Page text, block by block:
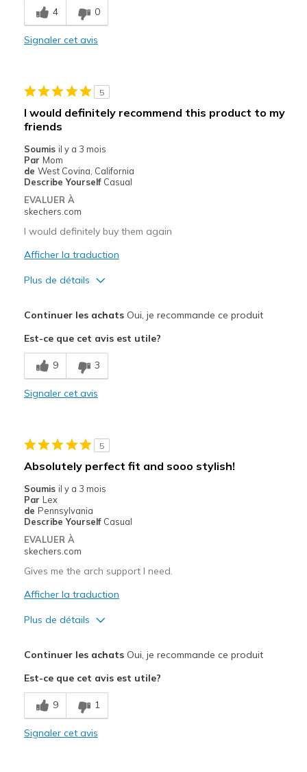
Stylish
Travel
Width
Sizing
View On Shoes
I'm Into Shoes
4 0
Signaler cet avis
5
I would definitely recommend this product to my
friends
Soumis il y a 3 mois
Par Mom
de West Covina, California
Describe Yourself Casual
EVALUER À
skechers.com
I would definitely buy them again
Afficher la traduction
Plus de détails
Breathe Well
Comfortable
Les meilleures utilisations
Width
Sizing
Feels true to size
View On Shoes
Continuer les achatsOui, je recommande ce produit
Est-ce que cet avis est utile?
9 3
Signaler cet avis
5
Absolutely perfect fit and sooo stylish!
Soumis il y a 3 mois
Par Lex
de Pennsylvania
Describe Yourself Casual
EVALUER À
skechers.com
Gives me the arch support I need.
Afficher la traduction
Plus de détails
Breathe Well
Comfortable
Continuer les achatsOui, je recommande ce produit
Est-ce que cet avis est utile?
9 1
Signaler cet avis